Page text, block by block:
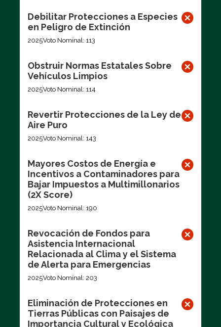
Debilitar Protecciones a Especies
en Peligro de Extinción
2025Voto Nominal: 113
Obstruir Normas Estatales Sobre
Vehículos Limpios
2025Voto Nominal: 114
Revertir Protecciones de la Ley de
Aire Puro
2025Voto Nominal: 143
Mayores Costos de Energía e
Incentivos a Contaminadores para
Bajar Impuestos a Multimillonarios
(2X Score)
2025Voto Nominal: 190
Revocación de Fondos para
Asistencia Internacional
Relacionada al Clima y el Sistema
de Alerta para Emergencias
2025Voto Nominal: 203
Eliminación de Protecciones en
Tierras Públicas con Paisajes de
Importancia Cultural y Ecológica